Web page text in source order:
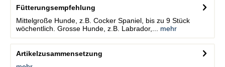
Fütterungsempfehlung
Mittelgroße Hunde, z.B. Cocker Spaniel, bis zu 9 Stück
wöchentlich. Grosse Hunde, z.B. Labrador,...
mehr
Artikelzusammensetzung